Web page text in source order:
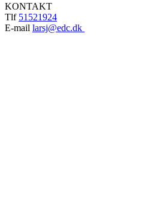
KONTAKT
Tlf 51521924
E-mail larsj@edc.dk